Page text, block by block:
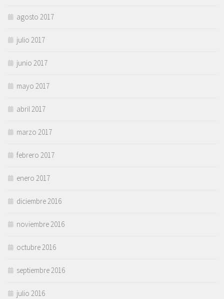
agosto 2017
julio 2017
junio 2017
mayo 2017
abril 2017
marzo 2017
febrero 2017
enero 2017
diciembre 2016
noviembre 2016
octubre 2016
septiembre 2016
julio 2016